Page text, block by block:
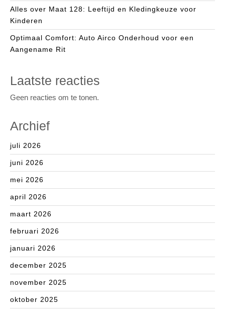
Alles over Maat 128: Leeftijd en Kledingkeuze voor
Kinderen
Optimaal Comfort: Auto Airco Onderhoud voor een
Aangename Rit
Laatste reacties
Geen reacties om te tonen.
Archief
juli 2026
juni 2026
mei 2026
april 2026
maart 2026
februari 2026
januari 2026
december 2025
november 2025
oktober 2025